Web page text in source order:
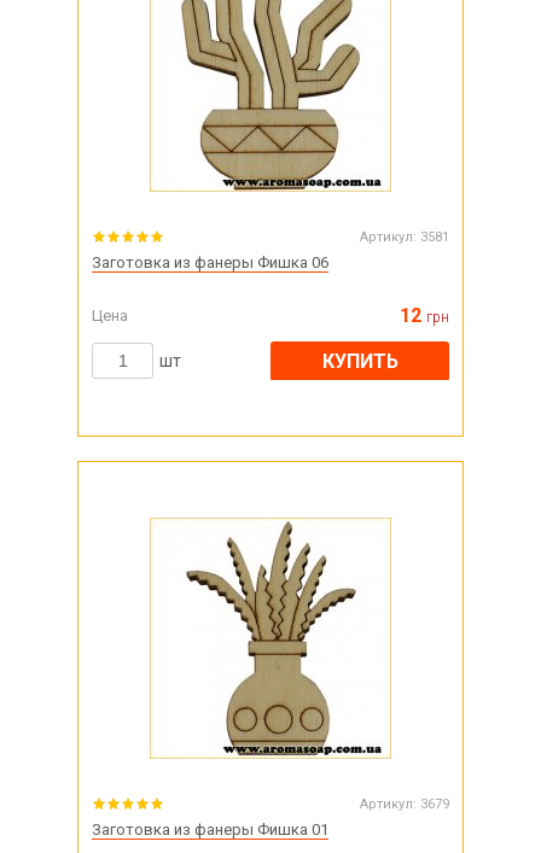
Артикул: 3581
Заготовка из фанеры Фишка 06
Цена 12 грн
шт КУПИТЬ
Артикул: 3679
Заготовка из фанеры Фишка 01